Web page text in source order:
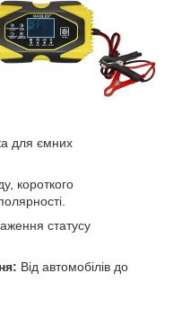
для ємних
короткого
статусу
Від автомобілів до